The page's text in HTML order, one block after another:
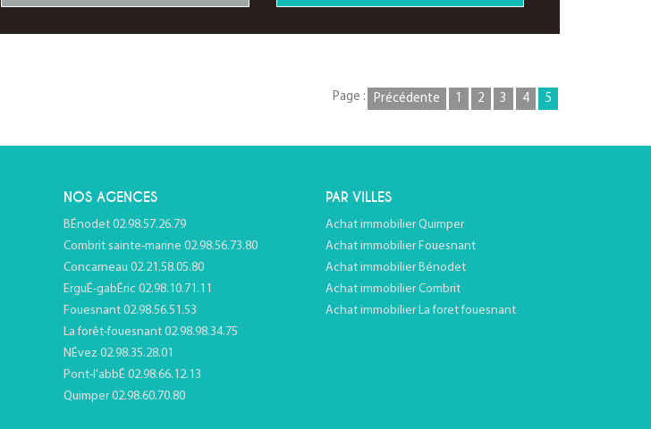
Précédente 1 2 3 4 5
Page :
NOS AGENCES
BÉnodet 02.98.57.26.79
Combrit sainte-marine 02.98.56.73.80
Concarneau 02.21.58.05.80
ErguÉ-gabÉric 02.98.10.71.11
Fouesnant 02.98.56.51.53
La forêt-fouesnant 02.98.98.34.75
NÉvez 02.98.35.28.01
Pont-l'abbÉ 02.98.66.12.13
Quimper 02.98.60.70.80
PAR VILLES
Achat immobilier Quimper
Achat immobilier Fouesnant
Achat immobilier Bénodet
Achat immobilier Combrit
Achat immobilier La foret fouesnant